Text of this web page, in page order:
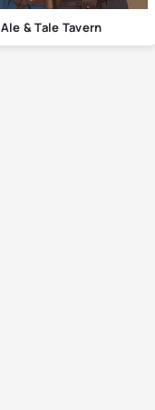
Ale & Tale Tavern